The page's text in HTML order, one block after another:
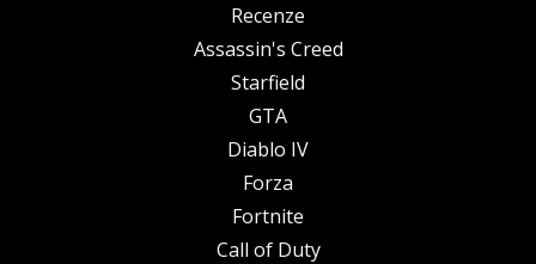
Recenze
Assassin's Creed
Starfield
GTA
Diablo IV
Forza
Fortnite
Call of Duty